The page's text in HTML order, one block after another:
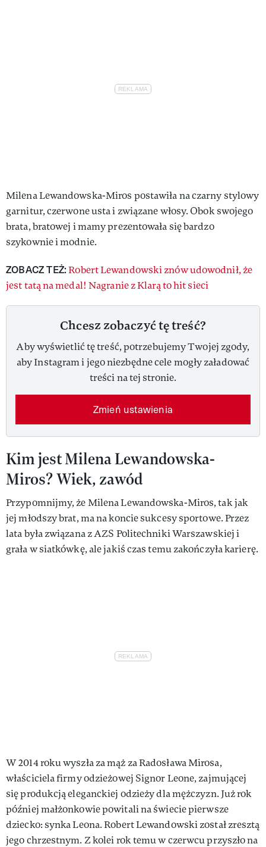
Milena Lewandowska-Miros postawiła na czarny stylowy
garnitur, czerwone usta i związane włosy. Obok swojego
brata, bratowej i mamy prezentowała się bardzo
szykownie i modnie.
ZOBACZ TEŻ: Robert Lewandowski znów udowodnił, że
jest tatą na medal! Nagranie z Klarą to hit sieci
Chcesz zobaczyć tę treść?
Aby wyświetlić tę treść, potrzebujemy Twojej zgody,
aby Instagram i jego niezbędne cele mogły załadować
treści na tej stronie.
Zmień ustawienia
Kim jest Milena Lewandowska-
Miros? Wiek, zawód
Przypomnijmy, że Milena Lewandowska-Miros, tak jak
jej młodszy brat, ma na koncie sukcesy sportowe. Przez
lata była związana z AZS Politechniki Warszawskiej i
grała w siatkówkę, ale jakiś czas temu zakończyła karierę.
W 2014 roku wyszła za mąż za Radosława Mirosa,
właściciela firmy odzieżowej Signor Leone, zajmującej
się produkcją eleganckiej odzieży dla mężczyzn. Już rok
później małżonkowie powitali na świecie pierwsze
dziecko: synka Leona. Robert Lewandowski został zresztą
jego chrzestnym. Z kolei rok temu w czerwcu przyszło na